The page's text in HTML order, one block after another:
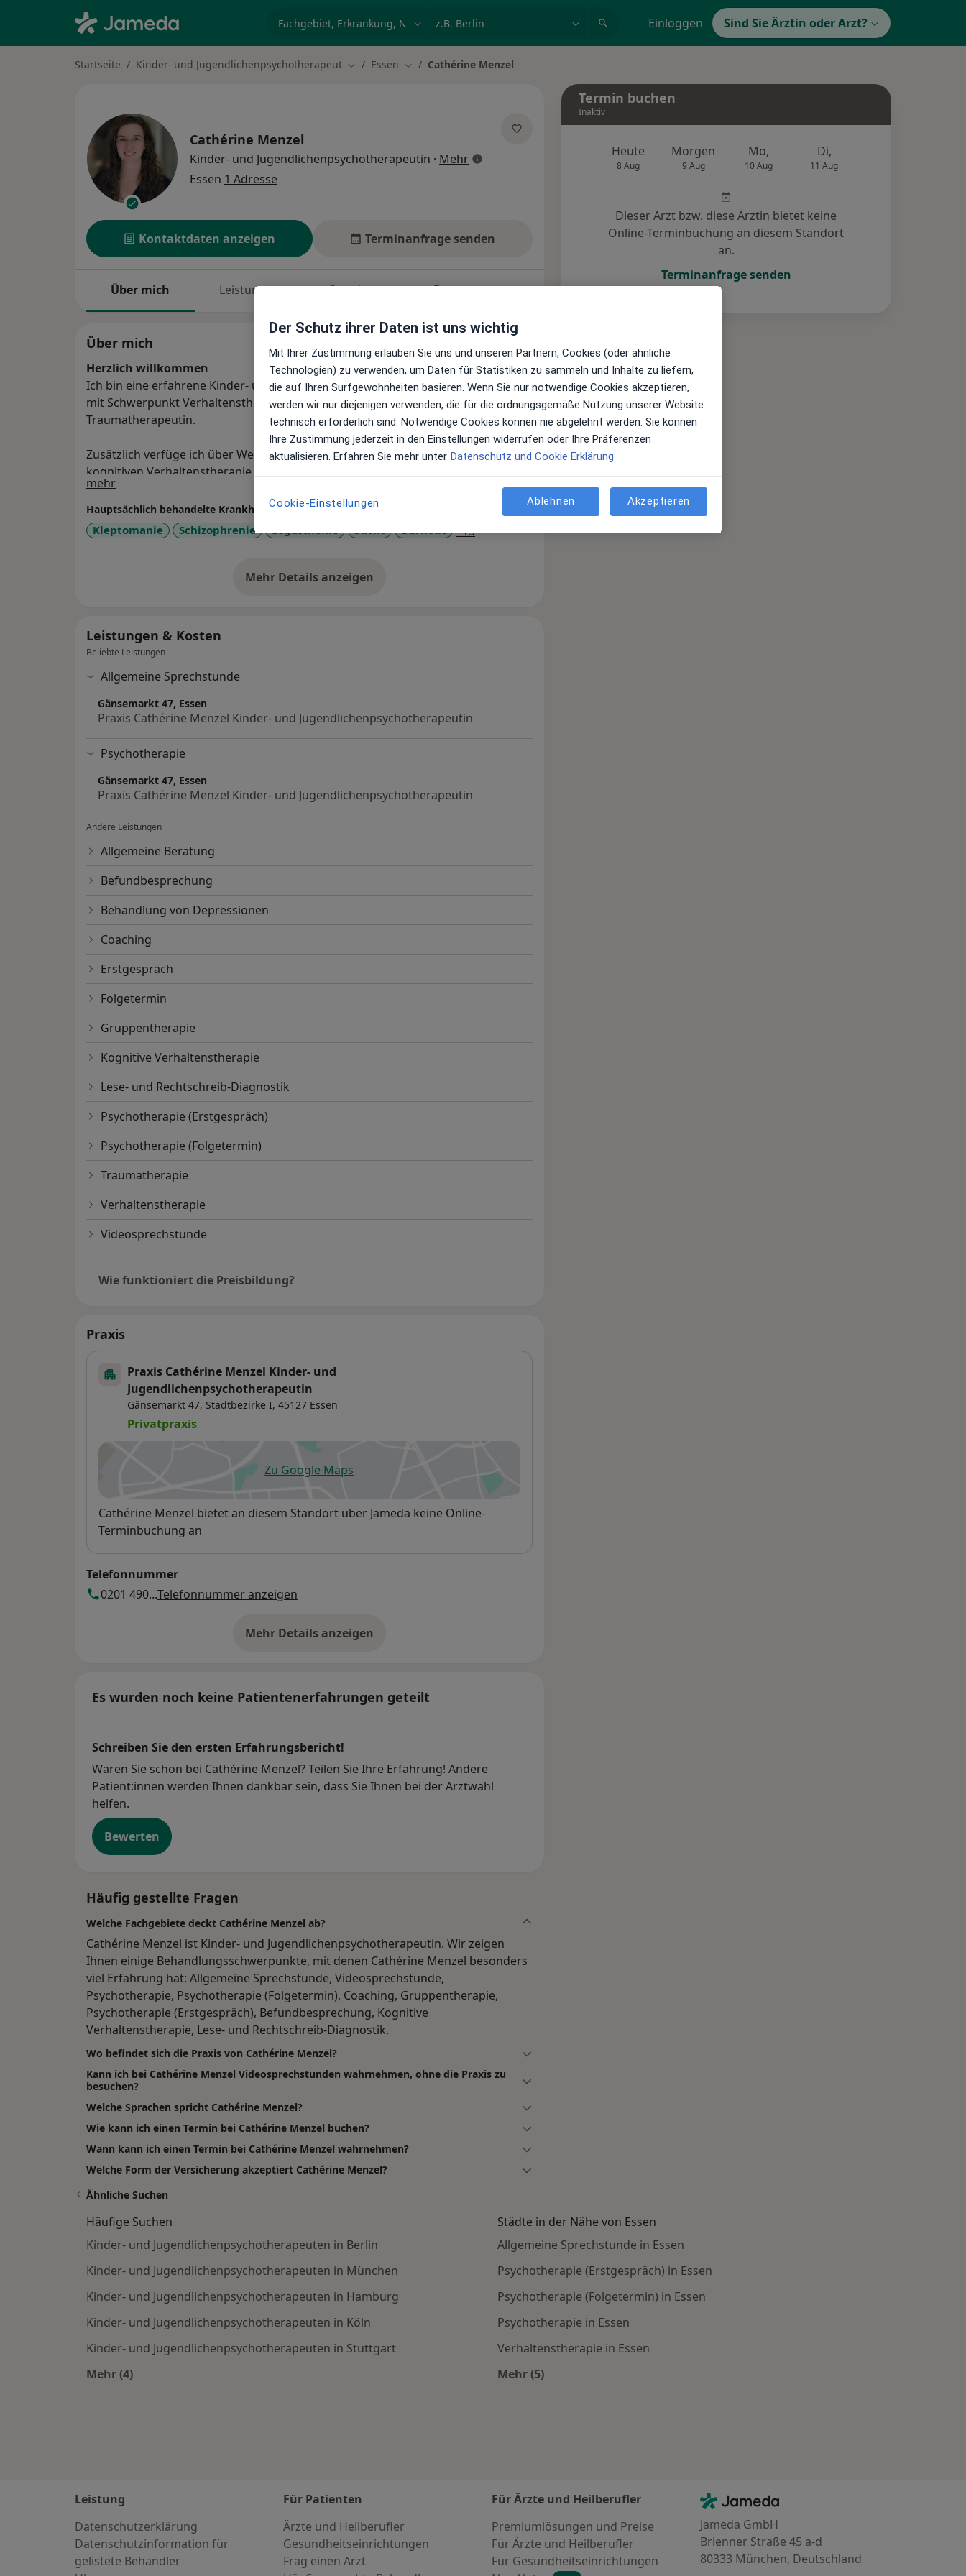
Einloggen Sind Sie Ärztin oder Arzt?
Startseite Kinder- und Jugendlichenpsychotherapeut Stadt ändern
Essen Stadt ändern
Cathérine Menzel
Cathérine Menzel
Kinder- und Jugendlichenpsychotherapeutin · Mehrüber Spezialisierungen
Essen 1 Adresse
Kontaktdaten anzeigen Terminanfrage senden
Über mich Leistungen Standorte Bewertungen
Über mich
Herzlich willkommen
Ich bin eine erfahrene Kinder- und Jugendpsychologin und -psychotherapeutin
mit Schwerpunkt Verhaltenstherapie sowie integrative bindungsorientierte
Traumatherapeutin.
Zusätzlich verfüge ich über Weiterbildungen im Bereich der traumafokussierte
kognitiven Verhaltenstherapie und Gruppentherapie.
mehrÜber mich
Hauptsächlich behandelte Krankheiten
Kleptomanie Schizophrenie Legasthenie Sucht Burnout +15a11y_sr_more_diseases
Mehr Details anzeigen
über Erfahrungen
Leistungen & Kosten
Beliebte Leistungen
Allgemeine Sprechstunde
Gänsemarkt 47, Essen
Praxis Cathérine Menzel Kinder- und Jugendlichenpsychotherapeutin
Psychotherapie
Gänsemarkt 47, Essen
Praxis Cathérine Menzel Kinder- und Jugendlichenpsychotherapeutin
Andere Leistungen
Allgemeine Beratung
Befundbesprechung
Behandlung von Depressionen
Coaching
Erstgespräch
Folgetermin
Gruppentherapie
Kognitive Verhaltenstherapie
Lese- und Rechtschreib-Diagnostik
Psychotherapie (Erstgespräch)
Psychotherapie (Folgetermin)
Traumatherapie
Verhaltenstherapie
Videosprechstunde
Wie funktioniert die Preisbildung?
Praxis
Praxis Cathérine Menzel Kinder- und
Jugendlichenpsychotherapeutin
Gänsemarkt 47, Stadtbezirke I, 45127 Essen
Privatpraxis
Zu Google Mapsöffnet in einer neuen Registerkarte
Verfügbarkeit
Cathérine Menzel bietet an diesem Standort über Jameda keine Online-
Terminbuchung an
Telefonnummer
0201 490...Telefonnummer anzeigen
Mehr Details anzeigen
über die Adresse
Es wurden noch keine Patientenerfahrungen geteilt
Schreiben Sie den ersten Erfahrungsbericht!
Waren Sie schon bei Cathérine Menzel? Teilen Sie Ihre Erfahrung! Andere
Patient:innen werden Ihnen dankbar sein, dass Sie Ihnen bei der Arztwahl
helfen.
Bewerten
Häufig gestellte Fragen
Welche Fachgebiete deckt Cathérine Menzel ab?
Cathérine Menzel ist Kinder- und Jugendlichenpsychotherapeutin. Wir zeigen
Ihnen einige Behandlungsschwerpunkte, mit denen Cathérine Menzel besonders
viel Erfahrung hat: Allgemeine Sprechstunde, Videosprechstunde,
Psychotherapie, Psychotherapie (Folgetermin), Coaching, Gruppentherapie,
Psychotherapie (Erstgespräch), Befundbesprechung, Kognitive
Verhaltenstherapie, Lese- und Rechtschreib-Diagnostik.
Wo befindet sich die Praxis von Cathérine Menzel?
Kann ich bei Cathérine Menzel Videosprechstunden wahrnehmen, ohne die Praxis zu
besuchen?
Welche Sprachen spricht Cathérine Menzel?
Wie kann ich einen Termin bei Cathérine Menzel buchen?
Wann kann ich einen Termin bei Cathérine Menzel wahrnehmen?
Welche Form der Versicherung akzeptiert Cathérine Menzel?
Termin buchen
Inaktiv
Heute
8 Aug
Morgen
9 Aug
Mo,
10 Aug
Di,
11 Aug
Dieser Arzt bzw. diese Ärztin bietet keine
Online-Terminbuchung an diesem Standort
an.
Terminanfrage senden
Ähnliche Suchen
Häufige Suchen
Kinder- und Jugendlichenpsychotherapeuten in Berlin
Kinder- und Jugendlichenpsychotherapeuten in München
Kinder- und Jugendlichenpsychotherapeuten in Hamburg
Kinder- und Jugendlichenpsychotherapeuten in Köln
Kinder- und Jugendlichenpsychotherapeuten in Stuttgart
Mehr (4)
Städte in der Nähe von Essen
Allgemeine Sprechstunde in Essen
Psychotherapie (Erstgespräch) in Essen
Psychotherapie (Folgetermin) in Essen
Psychotherapie in Essen
Verhaltenstherapie in Essen
Mehr (5)
Leistung
Datenschutzerklärung
Datenschutzinformation für
gelistete Behandler
Für Patienten
Ärzte und Heilberufler
Gesundheitseinrichtungen
Frag einen Arzt
Für Ärzte und Heilberufler
Premiumlösungen und Preise
Für Ärzte und Heilberufler
Für Gesundheitseinrichtungen
Kontakt
Jameda - Startseite
Jameda GmbH
Brienner Straße 45 a-d
80333 München, Deutschland
Der Schutz ihrer Daten ist uns wichtig
Mit Ihrer Zustimmung erlauben Sie uns und unseren Partnern, Cookies (oder ähnliche
Technologien) zu verwenden, um Daten für Statistiken zu sammeln und Inhalte zu liefern,
die auf Ihren Surfgewohnheiten basieren. Wenn Sie nur notwendige Cookies akzeptieren,
werden wir nur diejenigen verwenden, die für die ordnungsgemäße Nutzung unserer Website
technisch erforderlich sind. Notwendige Cookies können nie abgelehnt werden. Sie können
Ihre Zustimmung jederzeit in den Einstellungen widerrufen oder Ihre Präferenzen
aktualisieren. Erfahren Sie mehr unter Datenschutz und Cookie Erklärung
Cookie-Einstellungen Ablehnen Akzeptieren